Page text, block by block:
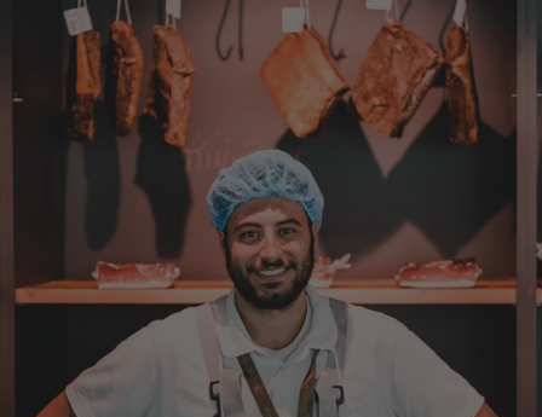
Eine super Qualität, klasse im Geschmack,
werde wieder bestellen....bin sehr zufrieden
4.8.2026
Verifizierter Kunde
Die Qualität ist super und der Geschmack ist
wie in den Dolomieten.
4.8.2026
Hans Joerg
Verifizierter Kunde
Über die Produkte brauchen wir nicht zu
diskutieren, soweit schon probiert alles